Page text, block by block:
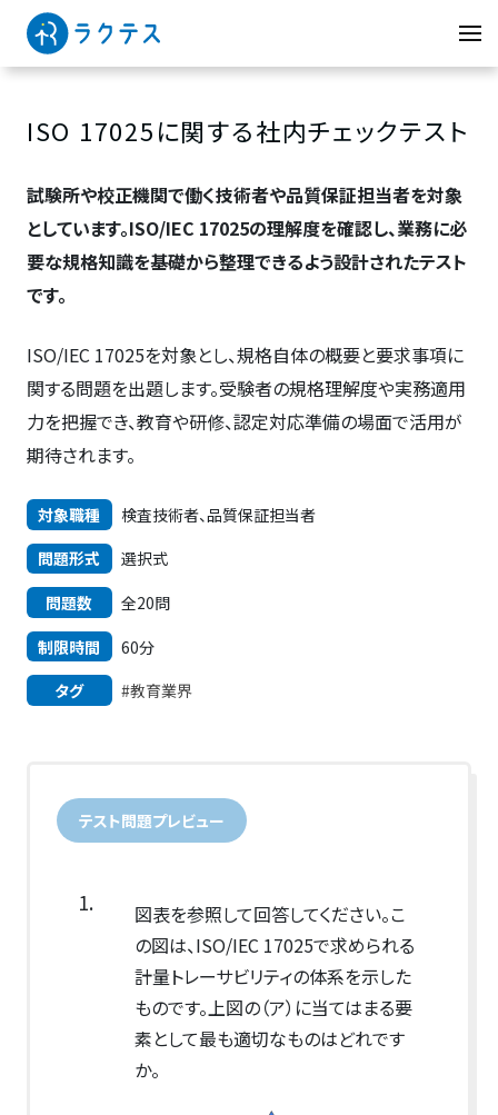
ISO 17025に関する社内チェックテスト
試験所や校正機関で働く技術者や品質保証担当者を対象
としています。ISO/IEC 17025の理解度を確認し、業務に必
要な規格知識を基礎から整理できるよう設計されたテスト
です。
ISO/IEC 17025を対象とし、規格自体の概要と要求事項に
関する問題を出題します。受験者の規格理解度や実務適用
力を把握でき、教育や研修、認定対応準備の場面で活用が
期待されます。
対象職種
検査技術者、品質保証担当者
問題形式
選択式
問題数
全20問
制限時間
60分
タグ
#教育業界
テスト問題プレビュー
1.
図表を参照して回答してください。こ
の図は、ISO/IEC 17025で求められる
計量トレーサビリティの体系を示した
ものです。上図の（ア）に当てはまる要
素として最も適切なものはどれです
か。